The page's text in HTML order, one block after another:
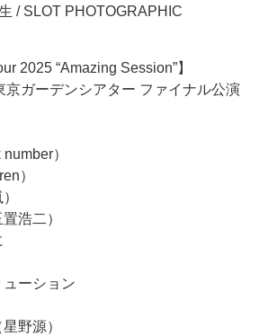
/ SLOT PHOTOGRAPHIC
2025 “Amazing Session”】
京ガーデンシアター ファイナル公演
）
）
浩二）
ーション
野源）